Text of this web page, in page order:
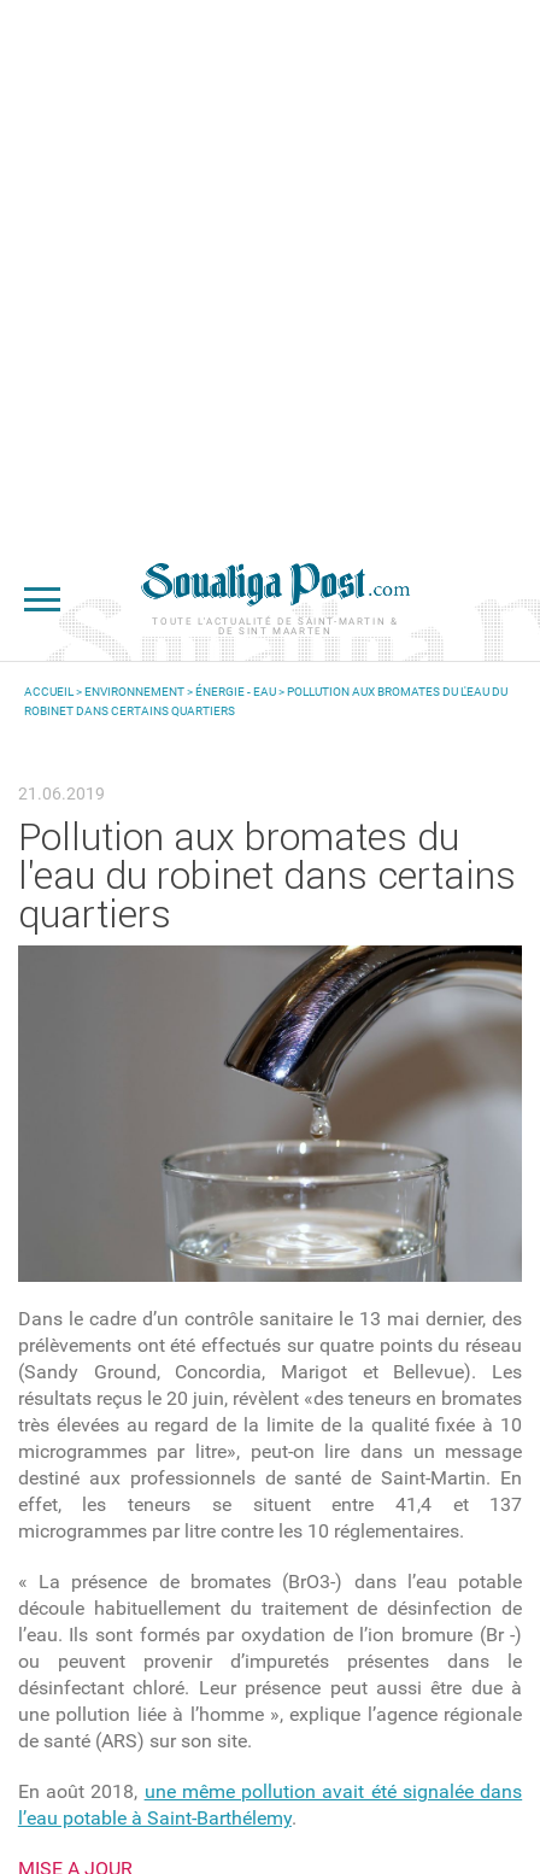
TOUTE L'ACTUALITÉ DE SAINT-MARTIN &
DE SINT MAARTEN
VOUS ÊTES ICI
ACCUEIL >ENVIRONNEMENT>ÉNERGIE - EAU> POLLUTION AUX BROMATES DU L'EAU DU
ROBINET DANS CERTAINS QUARTIERS
21.06.2019
Pollution aux bromates du
l'eau du robinet dans certains
quartiers
Dans le cadre d’un contrôle sanitaire le 13 mai dernier, des
prélèvements ont été effectués sur quatre points du réseau
(Sandy Ground, Concordia, Marigot et Bellevue). Les
résultats reçus le 20 juin, révèlent «des teneurs en bromates
très élevées au regard de la limite de la qualité fixée à 10
microgrammes par litre», peut-on lire dans un message
destiné aux professionnels de santé de Saint-Martin. En
effet, les teneurs se situent entre 41,4 et 137
microgrammes par litre contre les 10 réglementaires.
« La présence de bromates (BrO3-) dans l’eau potable
découle habituellement du traitement de désinfection de
l’eau. Ils sont formés par oxydation de l’ion bromure (Br -)
ou peuvent provenir d’impuretés présentes dans le
désinfectant chloré. Leur présence peut aussi être due à
une pollution liée à l’homme », explique l’agence régionale
de santé (ARS) sur son site.
En août 2018, une même pollution avait été signalée dans
l’eau potable à Saint-Barthélemy.
MISE A JOUR